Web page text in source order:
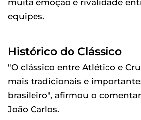
muita emoção e rivalidade
equipes.
Histórico do Clássico
"O clássico entre Atlético e
mais tradicionais e
brasileiro", afirmou o
João Carlos.